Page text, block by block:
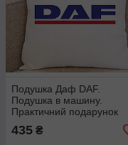
Подушка Даф DAF.
Подушка в машину.
Практичний подарунок
водієві. Можна з
авто
435 ₴